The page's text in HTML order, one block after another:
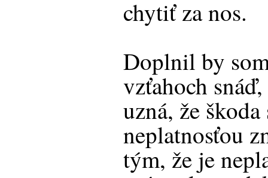
chytiť za nos.
Doplnil by
vzťahoch
uzná, že škoda
neplatnosťou
tým, že je